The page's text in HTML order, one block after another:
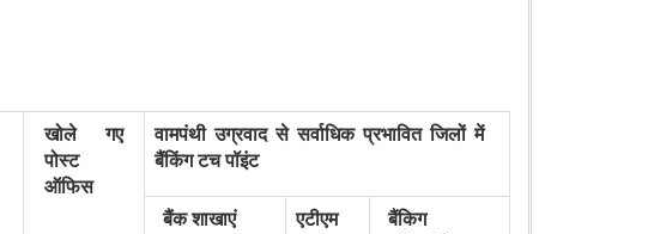
खोले गए
पोस्ट
ऑफिस
वामपंथी उग्रवाद से सर्वाधिक प्रभावित जिलों में
बैंकिंग टच पॉइंट
बैंक शाखाएं एटीएम
बैंकिग